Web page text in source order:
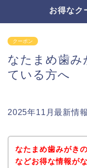
お得なク
クーポン
なたまめ歯み
ている方へ
2025年11月最新情報
なたまめ歯みがき
などお得な情報が